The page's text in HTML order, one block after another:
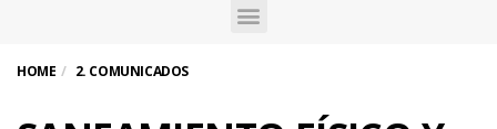
HOME 2. COMUNICADOS